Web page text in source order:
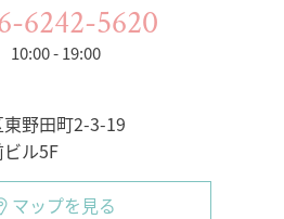
6242-5620
10:00 - 19:00
野田町2-3-19
ル5F
マップを見る